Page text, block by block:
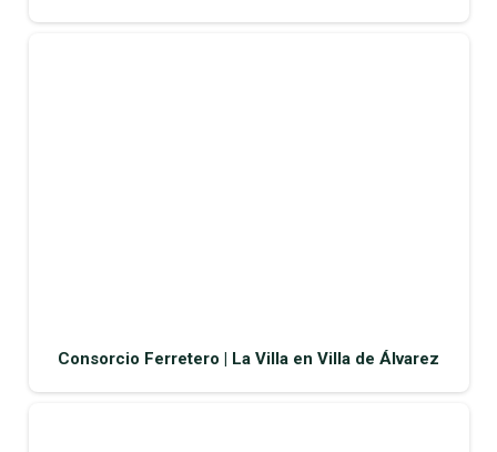
Consorcio Ferretero | La Villa en Villa de Álvarez